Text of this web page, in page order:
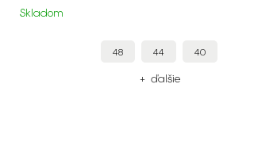
Skladom
48 44 40
+ ďalšie